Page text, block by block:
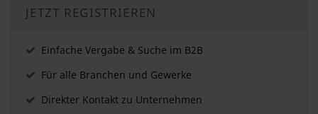
JETZT REGISTRIEREN
Einfache Vergabe & Suche im B2B
Für alle Branchen und Gewerke
Direkter Kontakt zu Unternehmen